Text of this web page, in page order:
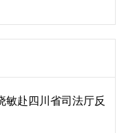
敏赴四川省司法厅反